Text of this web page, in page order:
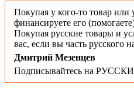
Покупая у кого-то товар или
финансируете его
Покупая русские товары и
вас, если вы часть русского
Дмитрий Мезенцев
Подписывайтесь на